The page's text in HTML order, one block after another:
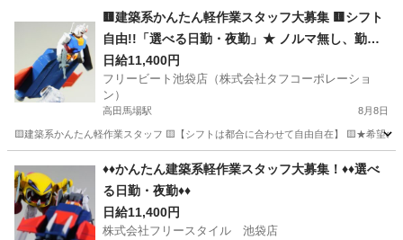
竹ノ塚駅 その他 東京 足立区 六町駅
スタッフ
🟨建築系かんたん軽作業スタッフ大募集 🟨シフト
自由!!「選べる日勤・夜勤」★ ノルマ無し、勤務
地多数、日払いＯＫ★
日給11,400円
フリービート池袋店（株式会社タフコーポレーショ
ン）
高田馬場駅 8月8日
🟨建築系かんたん軽作業スタッフ 🟨【シフトは都合に合わせて自由自在】 🟨★希望
高田馬場駅 建築 スタッフ
♦️♦️かんたん建築系軽作業スタッフ大募集！♦️♦️選べ
る日勤・夜勤♦️♦️
日給11,400円
株式会社フリースタイル 池袋店